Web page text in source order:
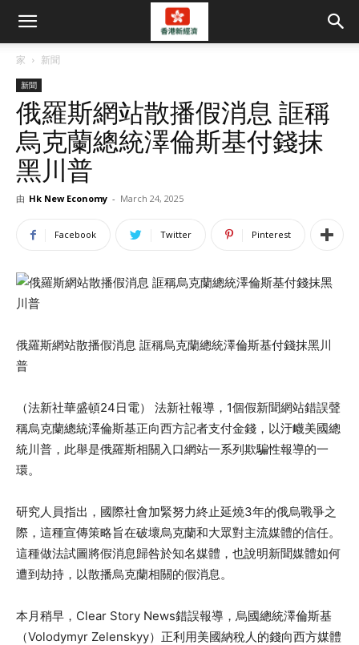
家 新聞
新聞
俄羅斯網站散播假消息 誆稱
烏克蘭總統澤倫斯基付錢抹
黑川普
由 Hk New Economy - March 24, 2025
Facebook Twitter Pinterest
俄羅斯網站散播假消息 誆稱烏克蘭總統澤倫斯基付錢抹黑川
普
（法新社華盛頓24日電） 法新社報導，1個假新聞網站錯誤聲
稱烏克蘭總統澤倫斯基正向西方記者支付金錢，以汙衊美國總
統川普，此舉是俄羅斯相關入口網站一系列欺騙性報導的一
環。
研究人員指出，國際社會加緊努力終止延燒3年的俄烏戰爭之
際，這種宣傳策略旨在破壞烏克蘭和大眾對主流媒體的信任。
這種做法試圖將假消息歸咎於知名媒體，也說明新聞媒體如何
遭到劫持，以散播烏克蘭相關的假消息。
本月稍早，Clear Story News錯誤報導，烏國總統澤倫斯基
（Volodymyr Zelenskyy）正利用美國納稅人的錢向西方媒體